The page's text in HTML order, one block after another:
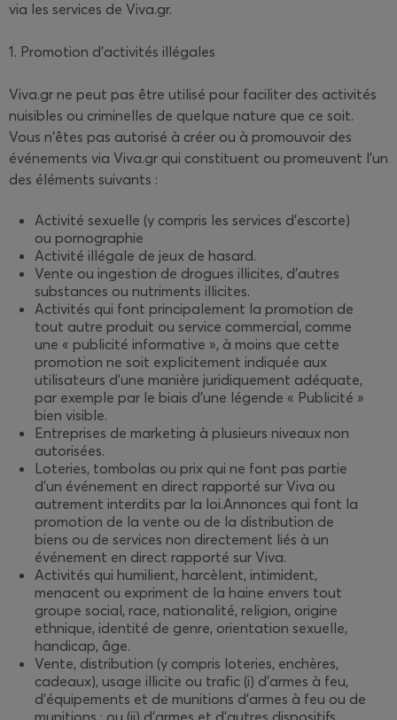
via les services de Viva.gr.
1. Promotion d'activités illégales
Viva.gr ne peut pas être utilisé pour faciliter des activités
nuisibles ou criminelles de quelque nature que ce soit.
Vous n'êtes pas autorisé à créer ou à promouvoir des
événements via Viva.gr qui constituent ou promeuvent l'un
des éléments suivants :
Activité sexuelle (y compris les services d'escorte)
ou pornographie
Activité illégale de jeux de hasard.
Vente ou ingestion de drogues illicites, d'autres
substances ou nutriments illicites.
Activités qui font principalement la promotion de
tout autre produit ou service commercial, comme
une « publicité informative », à moins que cette
promotion ne soit explicitement indiquée aux
utilisateurs d'une manière juridiquement adéquate,
par exemple par le biais d'une légende « Publicité »
bien visible.
Entreprises de marketing à plusieurs niveaux non
autorisées.
Loteries, tombolas ou prix qui ne font pas partie
d'un événement en direct rapporté sur Viva ou
autrement interdits par la loi.Annonces qui font la
promotion de la vente ou de la distribution de
biens ou de services non directement liés à un
événement en direct rapporté sur Viva.
Activités qui humilient, harcèlent, intimident,
menacent ou expriment de la haine envers tout
groupe social, race, nationalité, religion, origine
ethnique, identité de genre, orientation sexuelle,
handicap, âge.
Vente, distribution (y compris loteries, enchères,
cadeaux), usage illicite ou trafic (i) d'armes à feu,
d'équipements et de munitions d'armes à feu ou de
munitions ; ou (ii) d'armes et d'autres dispositifs